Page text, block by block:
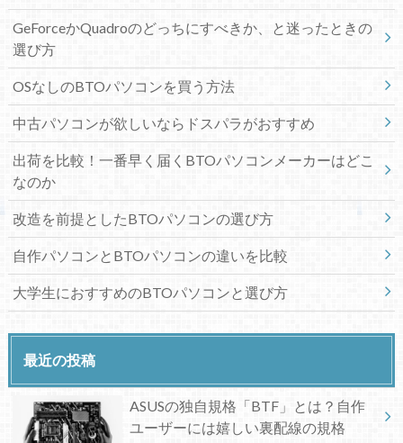
GeForceかQuadroのどっちにすべきか、と迷ったときの
選び方
OSなしのBTOパソコンを買う方法
中古パソコンが欲しいならドスパラがおすすめ
出荷を比較！一番早く届くBTOパソコンメーカーはどこ
なのか
改造を前提としたBTOパソコンの選び方
自作パソコンとBTOパソコンの違いを比較
大学生におすすめのBTOパソコンと選び方
最近の投稿
ASUSの独自規格「BTF」とは？自作
ユーザーには嬉しい裏配線の規格